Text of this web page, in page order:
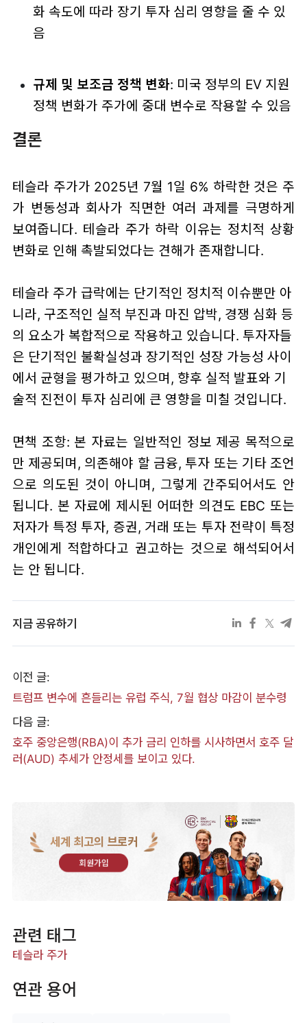
화 속도에 따라 장기 투자 심리 영향을 줄 수 있
음
규제 및 보조금 정책 변화: 미국 정부의 EV 지원
정책 변화가 주가에 중대 변수로 작용할 수 있음
결론
테슬라 주가가 2025년 7월 1일 6% 하락한 것은 주
가 변동성과 회사가 직면한 여러 과제를 극명하게
보여줍니다. 테슬라 주가 하락 이유는 정치적 상황
변화로 인해 촉발되었다는 견해가 존재합니다.
테슬라 주가 급락에는 단기적인 정치적 이슈뿐만 아
니라, 구조적인 실적 부진과 마진 압박, 경쟁 심화 등
의 요소가 복합적으로 작용하고 있습니다. 투자자들
은 단기적인 불확실성과 장기적인 성장 가능성 사이
에서 균형을 평가하고 있으며, 향후 실적 발표와 기
술적 진전이 투자 심리에 큰 영향을 미칠 것입니다.
면책 조항: 본 자료는 일반적인 정보 제공 목적으로
만 제공되며, 의존해야 할 금융, 투자 또는 기타 조언
으로 의도된 것이 아니며, 그렇게 간주되어서도 안
됩니다. 본 자료에 제시된 어떠한 의견도 EBC 또는
저자가 특정 투자, 증권, 거래 또는 투자 전략이 특정
개인에게 적합하다고 권고하는 것으로 해석되어서
는 안 됩니다.
지금 공유하기
이전 글:
트럼프 변수에 흔들리는 유럽 주식, 7월 협상 마감이 분수령
다음 글:
호주 중앙은행(RBA)이 추가 금리 인하를 시사하면서 호주 달
러(AUD) 추세가 안정세를 보이고 있다.
세계 최고의 브로커
회원가입
관련 태그
테슬라 주가
연관 용어